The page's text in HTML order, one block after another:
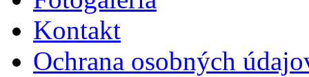
Kontakt
Ochrana osobných